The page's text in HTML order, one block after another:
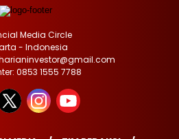
Media Circle
- Indonesia
0853 1555 7788